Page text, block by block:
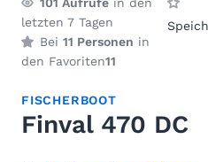
letzten 7 Tagen
Bei 11 Personen in
den Favoriten11
FISCHERBOOT
Finval 470 DC